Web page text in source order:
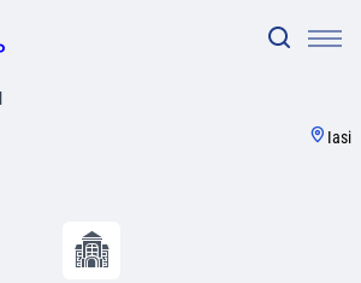
Iasi